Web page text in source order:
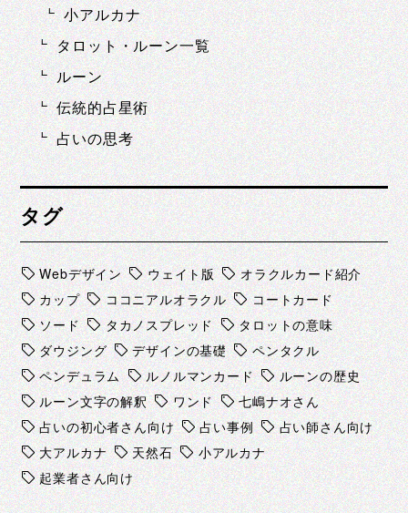
小アルカナ
タロット・ルーン一覧
ルーン
伝統的占星術
占いの思考
タグ
Webデザイン ウェイト版
オラクルカード紹介
カップ
ココニアルオラクル
コートカード
ソード
タカノスプレッド
タロットの意味
ダウジング
デザインの基礎
ペンタクル
ペンデュラム
ルノルマンカード
ルーンの歴史
ルーン文字の解釈
ワンド
七嶋ナオさん
占いの初心者さん向け
占い事例
占い師さん向け
大アルカナ
天然石
小アルカナ
起業者さん向け